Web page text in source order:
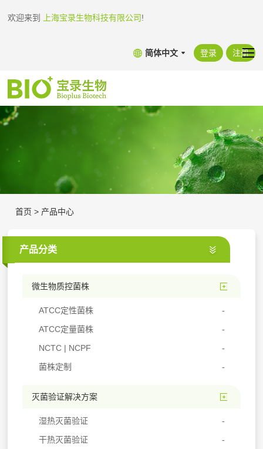
欢迎来到 上海宝录生物科技有限公司!
简体中文 登录 注册
首页 > 产品中心
产品分类
微生物质控菌株
ATCC定性菌株
ATCC定量菌株
NCTC | NCPF
菌株定制
灭菌验证解决方案
湿热灭菌验证
干热灭菌验证